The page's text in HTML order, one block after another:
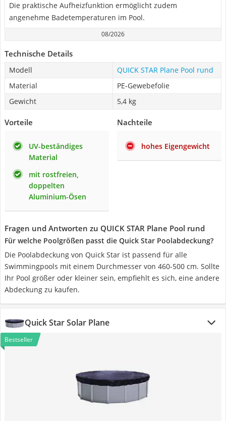
Die praktische Aufheizfunktion ermöglicht zudem
angenehme Badetemperaturen im Pool.
08/2026
Technische Details
Modell
QUICK STAR Plane Pool rund
Material
PE-Gewebefolie
Gewicht
5,4 kg
Vorteile
UV-beständiges
Material
mit rostfreien,
doppelten
Aluminium-Ösen
Nachteile
hohes Eigengewicht
Fragen und Antworten zu QUICK STAR Plane Pool rund
Für welche Poolgrößen passt die Quick Star Poolabdeckung?
Die Poolabdeckung von Quick Star ist passend für alle
Swimmingpools mit einem Durchmesser von 460-500 cm. Sollte
Ihr Pool größer oder kleiner sein, empfiehlt es sich, eine andere
Abdeckung zu kaufen.
Quick Star Solar Plane
Bestseller